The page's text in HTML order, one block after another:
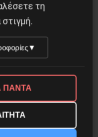
τη
▼
ΠΑΝΤΑ